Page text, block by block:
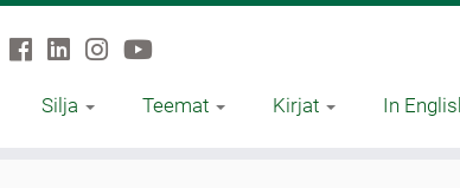
Silja Teemat Kirjat In